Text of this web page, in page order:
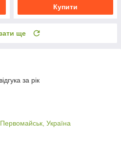
Купити
ще
за рік
Україна